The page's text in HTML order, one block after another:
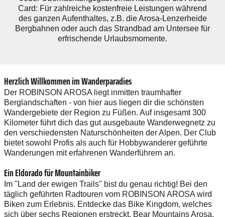
Card: Für zahlreiche kostenfreie Leistungen während
des ganzen Aufenthaltes, z.B. die Arosa-Lenzerheide
Bergbahnen oder auch das Strandbad am Untersee für
erfrischende Urlaubsmomente.
Herzlich Willkommen im Wanderparadies
Der ROBINSON AROSA liegt inmitten traumhafter
Berglandschaften - von hier aus liegen dir die schönsten
Wandergebiete der Region zu Füßen. Auf insgesamt 300
Kilometer führt dich das gut ausgebaute Wanderwegnetz zu
den verschiedensten Naturschönheiten der Alpen. Der Club
bietet sowohl Profis als auch für Hobbywanderer geführte
Wanderungen mit erfahrenen Wanderführern an.
Ein Eldorado für Mountainbiker
Im "Land der ewigen Trails" bist du genau richtig! Bei den
täglich geführten Radtouren vom ROBINSON AROSA wird
Biken zum Erlebnis. Entdecke das Bike Kingdom, welches
sich über sechs Regionen erstreckt. Bear Mountains Arosa,